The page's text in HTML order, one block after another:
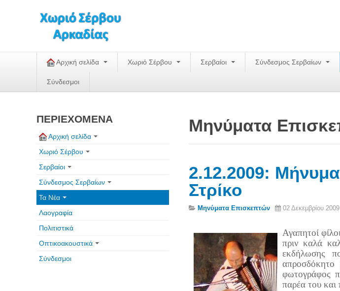
Αρχική σελίδα Χωριό Σέρβου Σερβαίοι Σύνδεσμος Σερβαίων
Σύνδεσμοι
Μηνύματα
2.12.2009:
Στρίκο
Mηνύματα Eπισκεπτών 02 Δεκεμβρίου 2009
Αγαπητοί
πριν καλά
εκδήλωσης
φωτογράφος
παρέα του και
ΠΕΡΙΕΧΟΜΕΝΑ
Αρχική σελίδα
Χωριό Σέρβου
Σερβαίοι
Σύνδεσμος Σερβαίων
Τα Νέα
Λαογραφία
Πολιτιστικά
Οπτικοακουστικά
Σύνδεσμοι